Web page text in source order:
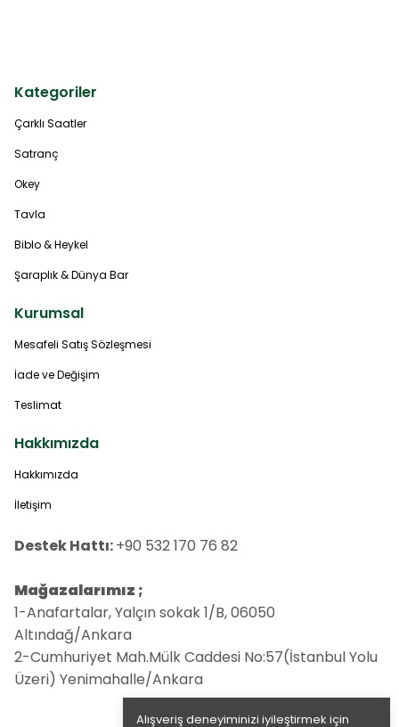
Alışveriş deneyiminizi iyileştirmek için
Kategoriler
Çarklı Saatler
Satranç
Okey
Tavla
Biblo & Heykel
Şaraplık & Dünya Bar
Kurumsal
Mesafeli Satış Sözleşmesi
İade ve Değişim
Teslimat
Hakkımızda
Hakkımızda
İletişim
Destek Hattı:+90 532 170 76 82
Mağazalarımız ;
1-Anafartalar, Yalçın sokak 1/B, 06050
Altındağ/Ankara
2-Cumhuriyet Mah.Mülk Caddesi No:57(İstanbul Yolu
Üzeri) Yenimahalle/Ankara